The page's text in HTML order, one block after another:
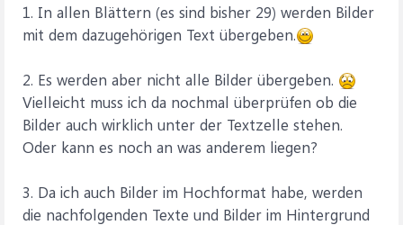
1. In allen Blättern (es sind bisher 29) werden Bilder
mit dem dazugehörigen Text übergeben.
2. Es werden aber nicht alle Bilder übergeben.
Vielleicht muss ich da nochmal überprüfen ob die
Bilder auch wirklich unter der Textzelle stehen.
Oder kann es noch an was anderem liegen?
3. Da ich auch Bilder im Hochformat habe, werden
die nachfolgenden Texte und Bilder im Hintergrund